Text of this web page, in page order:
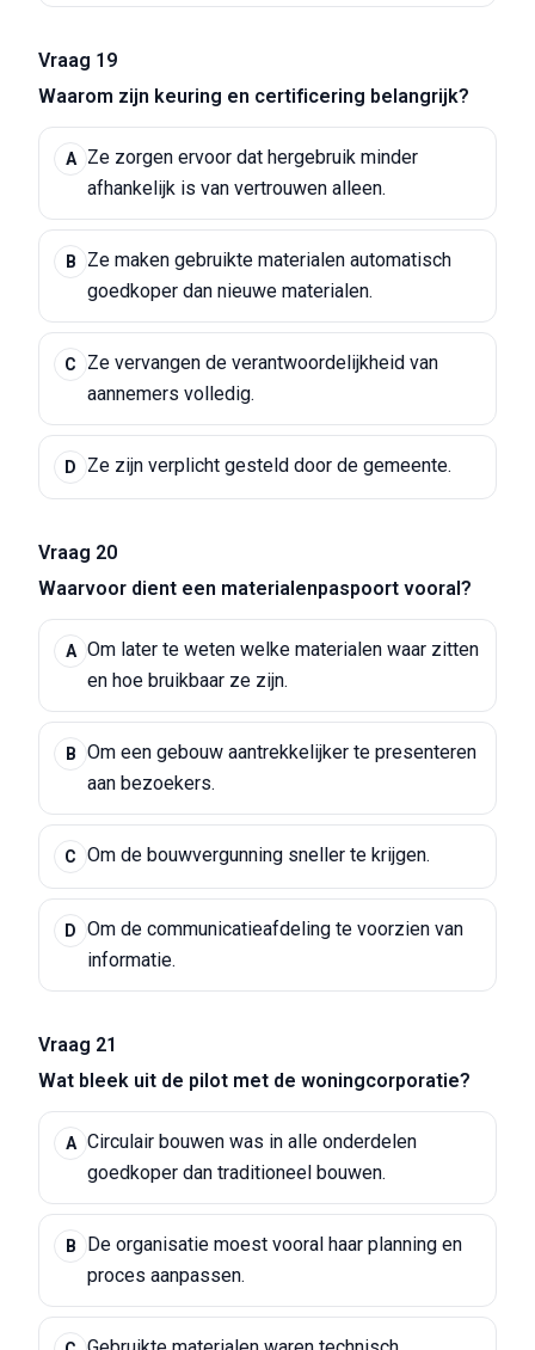
Vraag 19
Waarom zijn keuring en certificering belangrijk?
A
Ze zorgen ervoor dat hergebruik minder
afhankelijk is van vertrouwen alleen.
B
Ze maken gebruikte materialen automatisch
goedkoper dan nieuwe materialen.
C
Ze vervangen de verantwoordelijkheid van
aannemers volledig.
D Ze zijn verplicht gesteld door de gemeente.
Vraag 20
Waarvoor dient een materialenpaspoort vooral?
A Om later te weten welke materialen waar zitten
en hoe bruikbaar ze zijn.
B
Om een gebouw aantrekkelijker te presenteren
aan bezoekers.
C Om de bouwvergunning sneller te krijgen.
D
Om de communicatieafdeling te voorzien van
informatie.
Vraag 21
Wat bleek uit de pilot met de woningcorporatie?
A Circulair bouwen was in alle onderdelen
goedkoper dan traditioneel bouwen.
B
De organisatie moest vooral haar planning en
proces aanpassen.